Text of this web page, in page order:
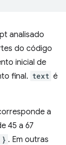
analisado
do código
inicial de
final. text é
a
45 a 67
} . Em outras